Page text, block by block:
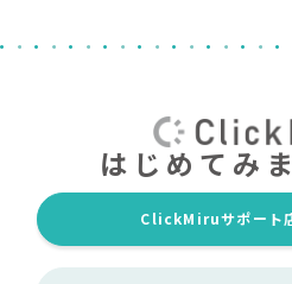
はじめてみ
ClickMiruサポート